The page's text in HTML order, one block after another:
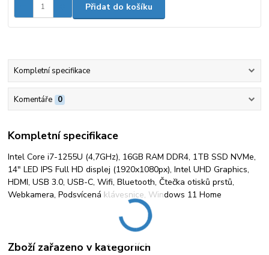
Přidat do košíku
Kompletní specifikace
Komentáře 0
Kompletní specifikace
Intel Core i7-1255U (4,7GHz), 16GB RAM DDR4, 1TB SSD NVMe,
14" LED IPS Full HD displej (1920x1080px), Intel UHD Graphics,
HDMI, USB 3.0, USB-C, Wifi, Bluetooth, Čtečka otisků prstů,
Webkamera, Podsvícená klávesnice, Windows 11 Home
Zboží zařazeno v kategoriích